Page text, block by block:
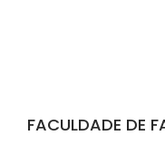
FACULDADE DE